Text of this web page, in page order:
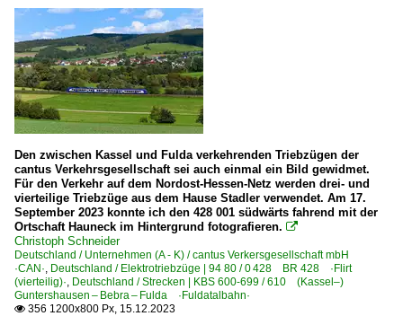
Den zwischen Kassel und Fulda verkehrenden Triebzügen der
cantus Verkehrsgesellschaft sei auch einmal ein Bild gewidmet.
Für den Verkehr auf dem Nordost-Hessen-Netz werden drei- und
vierteilige Triebzüge aus dem Hause Stadler verwendet. Am 17.
September 2023 konnte ich den 428 001 südwärts fahrend mit der
Ortschaft Hauneck im Hintergrund fotografieren. 
Christoph Schneider
Deutschland / Unternehmen (A - K) / cantus Verkersgesellschaft mbH
·CAN·, Deutschland / Elektrotriebzüge | 94 80 / 0 428 BR 428 ·Flirt
(vierteilig)·, Deutschland / Strecken | KBS 600-699 / 610 (Kassel–)
Guntershausen – Bebra – Fulda ·Fuldatalbahn·
 356 1200x800 Px, 15.12.2023